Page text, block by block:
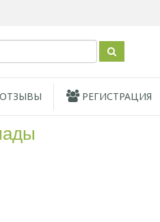
ОТЗЫВЫ РЕГИСТРАЦИЯ